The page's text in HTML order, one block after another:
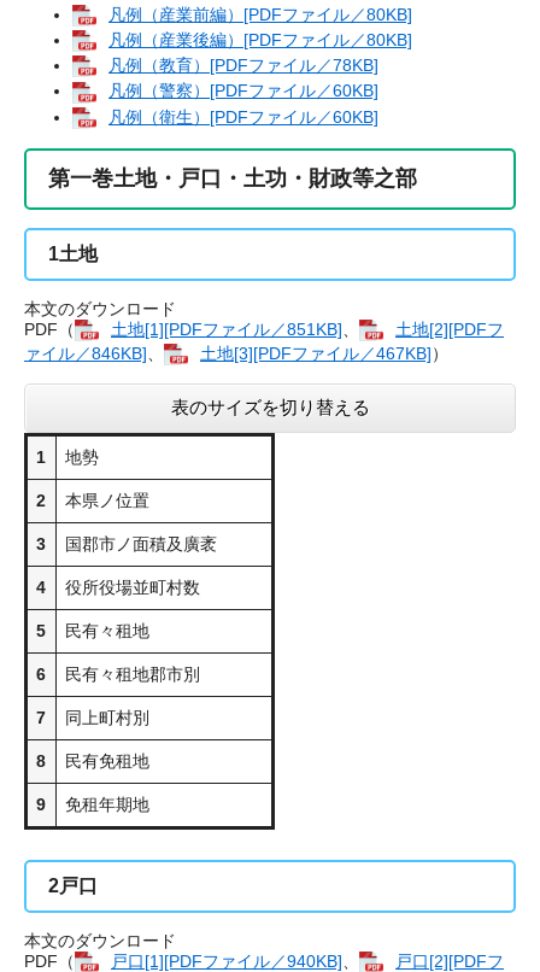
凡例（産業前編）[PDFファイル／80KB]
凡例（産業後編）[PDFファイル／80KB]
凡例（教育）[PDFファイル／78KB]
凡例（警察）[PDFファイル／60KB]
凡例（衛生）[PDFファイル／60KB]
第一巻土地・戸口・土功・財政等之部
1土地
本文のダウンロード
PDF（
土地[1][PDFファイル／851KB]
土地[2][PDFフ
ァイル／846KB]
土地[3][PDFファイル／467KB]）
表のサイズを切り替える
1 地勢
2 本県ノ位置
3 国郡市ノ面積及廣袤
4 役所役場並町村数
5 民有々租地
6 民有々租地郡市別
7 同上町村別
8 民有免租地
9 免租年期地
2戸口
本文のダウンロード
PDF（
戸口[1][PDFファイル／940KB]
戸口[2][PDFフ